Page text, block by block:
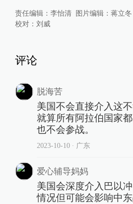
责任编辑： 李怡清 图片编辑： 蒋立冬
校对： 刘威
评论
脱海苦
美国不会直接介入这
就算所有阿拉伯国家
也不会参战。
2023-10-10∙ 广东
爱心辅导妈妈
美国会深度介入巴以
情况但可能会影响中东